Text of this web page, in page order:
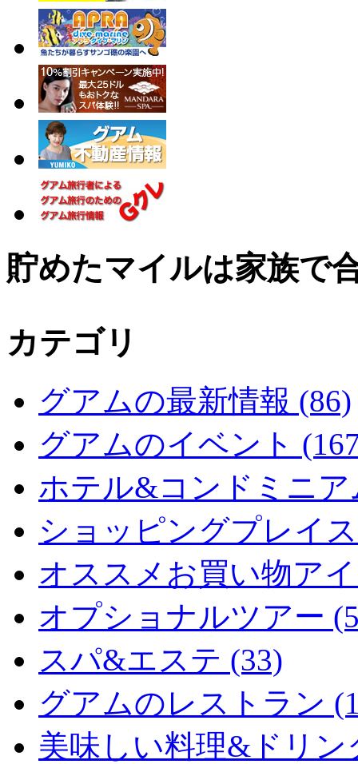
貯めたマイルは家族で
カテゴリ
グアムの最新情報 (86)
グアムのイベント
ホテル&コンドミニア
ショッピングプレイ
オススメお買い物ア
オプショナルツアー
スパ&エステ (33)
グアムのレストラン
美味しい料理&ドリン